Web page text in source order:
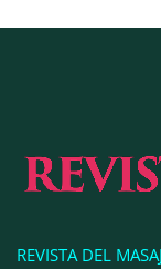
humedad
las infecciones
REVISTA DEL